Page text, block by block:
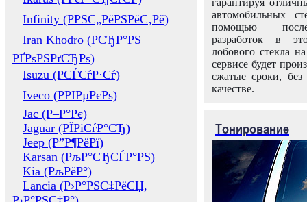
Infinity (РРЅС„РёРЅРёС‚Рё)
Iran Khodro (РСЂР°РЅ
РҐРѕРЅРґСЂРѕ)
Isuzu (РСЃСѓР·Сѓ)
Iveco (РРІРµРєРѕ)
Jac (Р–Р°Рє)
Jaguar (РЇРіСѓР°СЂ)
Jeep (Р”Р¶РёРї)
Karsan (РљР°СЂСЃР°РЅ)
Kia (РљРёР°)
Lancia (Р›Р°РЅС‡РёСЏ,
гарантируя
автомобильных
помощью
разработок в
лобового стекла
сервисе будет
сжатые сроки,
качестве.
Тонирование